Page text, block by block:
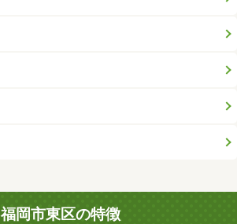
福岡市東区の特徴